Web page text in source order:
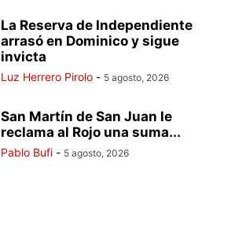
La Reserva de Independiente
arrasó en Dominico y sigue
invicta
Luz Herrero Pirolo - 5 agosto, 2026
San Martín de San Juan le
reclama al Rojo una suma...
Pablo Bufi - 5 agosto, 2026